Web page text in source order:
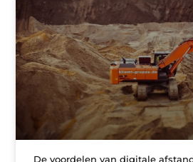
De voordelen van digitale